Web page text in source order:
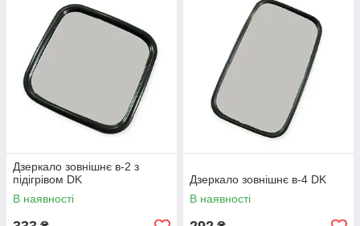
Дзеркало зовнішнє в-2 з
підігрівом DK
В наявності
Дзеркало зовнішнє в-4 DK
В наявності